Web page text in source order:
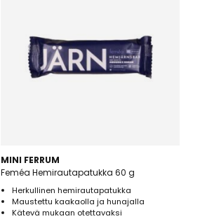
MINI FERRUM
Feméa Hemirautapatukka 60 g
Herkullinen hemirautapatukka
Maustettu kaakaolla ja hunajalla
Kätevä mukaan otettavaksi